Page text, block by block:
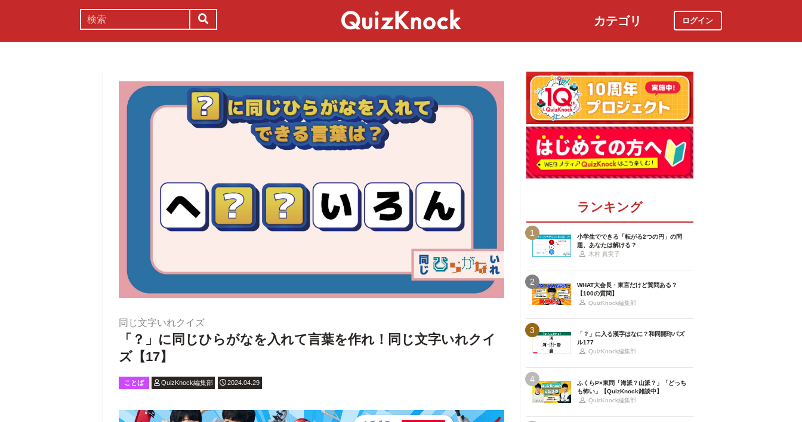
カテゴリ ログイン
同じ文字いれクイズ
「？」に同じひらがなを入れて言葉を作れ！同じ文字いれクイ
ズ【17】
ことば QuizKnock編集部 2024.04.29
ランキング
1
小学生でできる「転がる2つの円」の問
題、あなたは解ける？
木村 真実子
2
WHAT大会長・東言だけど質問ある？
【100の質問】
QuizKnock編集部
3
「？」に入る漢字はなに？和同開珎パズ
ル177
QuizKnock編集部
4
ふくらP×東問「海派？山派？」「どっち
も怖い」【QuizKnock雑談中】
QuizKnock編集部